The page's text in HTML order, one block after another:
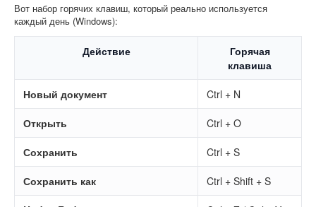
Вот набор горячих клавиш, который реально используется
каждый день (Windows):
Действие
Горячая
клавиша
Новый документ Ctrl + N
Открыть Ctrl + O
Сохранить Ctrl + S
Сохранить как Ctrl + Shift + S